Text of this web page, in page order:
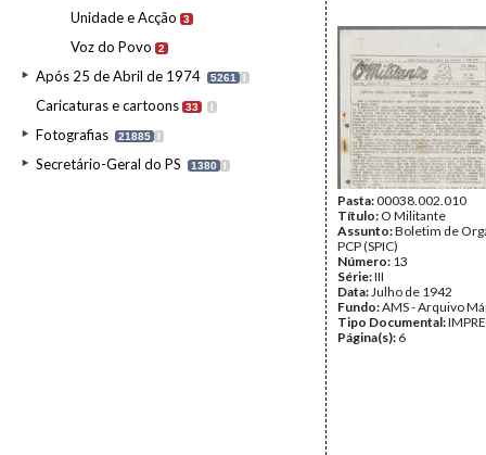
Unidade e Acção 3
Voz do Povo 2
Após 25 de Abril de 1974 5261 I
Caricaturas e cartoons 33 I
Fotografias 21885 I
Secretário-Geral do PS 1380 I
Pasta:00038.002.010
Título: O Militante
Assunto:Boletim de
PCP (SPIC)
Número: 13
Série:III
Data:Julho de 1942
Fundo:AMS - Arquivo
Tipo Documental:
Página(s): 6